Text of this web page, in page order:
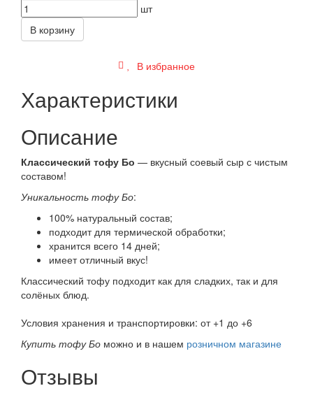
шт
В корзину
В избранное
Характеристики
Описание
Классический тофу Бо — вкусный соевый сыр с чистым
составом!
Уникальность тофу Бо:
100% натуральный состав;
подходит для термической обработки;
хранится всего 14 дней;
имеет отличный вкус!
Классический тофу подходит как для сладких, так и для
солёных блюд.
Условия хранения и транспортировки: от +1 до +6
Купить тофу Бо можно и в нашем розничном магазине
Отзывы